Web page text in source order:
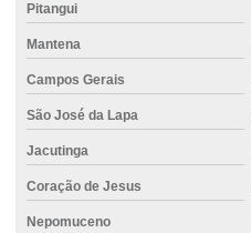
Concreto com gelo
Concreto para grandes obras
Concreto impermeável
Concreto para muro de arrimo
Concreto em nova serrana
Pitangui
Mantena
Campos Gerais
São José da Lapa
Jacutinga
Coração de Jesus
Nepomuceno